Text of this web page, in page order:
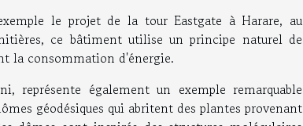
le projet de la tour Eastgate à Harare, au
ce bâtiment utilise un principe naturel de
la consommation d'énergie.
représente également un exemple remarquable
géodésiques qui abritent des plantes provenant